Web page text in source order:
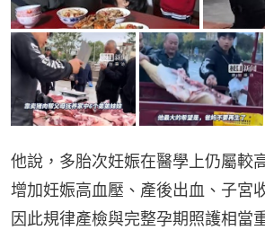
他說，多胎次妊娠在醫學上仍屬較
增加妊娠高血壓、產後出血、子宮
因此規律產檢與完整孕期照護相當